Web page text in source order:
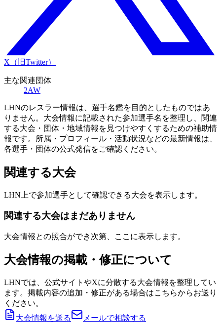
X（旧Twitter）
主な関連団体
2AW
LHNのレスラー情報は、選手名鑑を目的としたものではあ
りません。大会情報に記載された参加選手名を整理し、関連
する大会・団体・地域情報を見つけやすくするための補助情
報です。所属・プロフィール・活動状況などの最新情報は、
各選手・団体の公式発信をご確認ください。
関連する大会
LHN上で参加選手として確認できる大会を表示します。
関連する大会はまだありません
大会情報との照合ができ次第、ここに表示します。
大会情報の掲載・修正について
LHNでは、公式サイトやXに分散する大会情報を整理してい
ます。掲載内容の追加・修正がある場合はこちらからお送り
ください。
大会情報を送る
メールで相談する